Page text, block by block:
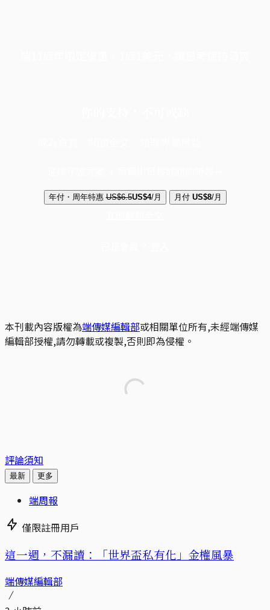
年付・周年特惠 US$6.5US$4/月 月付 US$8/月
本刊載內容版權為端傳媒編輯部或相關單位所有,未經端傳媒
編輯部授權,請勿轉載或複製,否則即為侵權。
評論須知
最新 更多
端周報
僅限註冊用戶
這一週，不漏讀：「世界盃私有化」金權風暴
端傳媒編輯部